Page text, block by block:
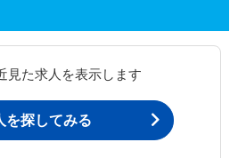
見た求人を表示します
を探してみる